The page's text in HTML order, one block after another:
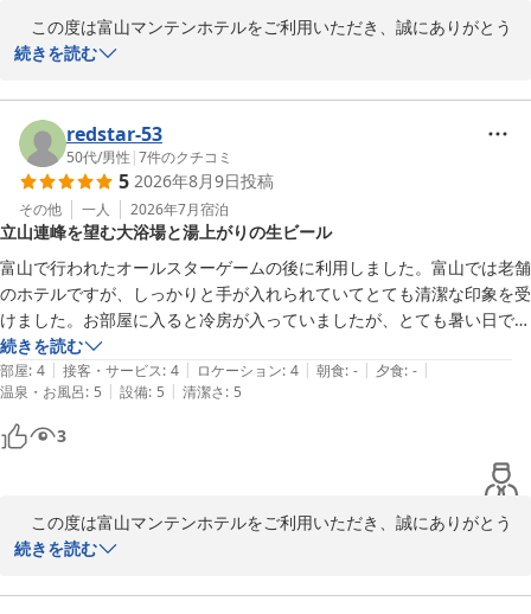
得々夕食クーポン券をフロントで販売中・「夕食付き宿泊プラ
ン」ネット販売
………………………………………………
お好み枕：5種類から選べる「枕コーナー」　10階エレベーターホ
ール前　※数量限定
………………………………………………
駐車場：24時間　1,000円(税込)　100台収容、ハイルーフ・ワゴン
富山マンテンホテル（マンテンホテルグループ）
2026-07-09
＝＝＝＝＝＝＝＝＝＝＝＝＝＝＝＝＝＝＝＝＝
①アクセス：ＪＲ富山駅改札口正面より、市内電車で5分・桜橋駅
下車(復路優待乗車券有）
………………………………………………
②大浴場：【男湯】 「立山連峰展望浴場」人工ラジウム温泉・サウ
ナ・水風呂・ジェット風呂・露天風呂完備
【女湯】　人工ラジウム温泉、岩盤浴(天照石)・クールダウン室
付無料　※3名様限定(フロント予約要)
………………………………………………
③朝食：立山連峰眺望！！朝風呂入って、ゆっくり寛ぎながら「選
べる！！メイン日替わり和・洋定食」
北陸の味・お袋の味「和定食」、カロリー最適「洋定食」：サラ
ダ・ドリンク・ご飯・パン食べ放題
④夕食：ホテル隣接のおすすめ飲食店「焼肉」「居酒屋」「生簀割
烹」
得々夕食クーポン券をフロントで販売中・「夕食付き宿泊プラ
この度は富山マンテンホテルをご利用いただき、誠にありがとう
ございます。
ご朝食につきまして、ご満足いただけたとのこと大変嬉しく拝読
いたしました。朝食は、和食と洋食のセットメニューをご用意して
おります。今回、お客様に選んでいただいた和食は、新鮮ないか刺
しや昆布締め、焼き魚、北陸ならではの珍味をお召し上がりいただ
け、どれも富山県産のもちもちコシヒカリとの相性も抜群です。
また、大浴場もご利用いただきありがとうございます。今回はあ
いにくのお天気となり、ご期待されていた景色をお楽しみいただけ
なかったとのこと、私どもも残念に思っております。天候に恵まれ
ますと、最上階からの眺望も当ホテルの魅力のひとつでございま
す。
次回富山にお越しの際は、ぜひ当館をご利用くださいませ。また
のご来館を心よりお待ち申し上げております。
＝＝＝＝＝＝＝＝＝＝＝＝＝＝＝＝＝＝＝＝＝
＝＝＝＝＝＝＝＝＝＝＝＝＝＝＝＝＝＝＝＝＝
続きを読む
redstar-53
50代/男性 |7件のクチコミ
5 2026年8月9日投稿
その他 一人 2026年7月宿泊
立山連峰を望む大浴場と湯上がりの生ビール
富山で行われたオールスターゲームの後に利用しました。富山では老舗
のホテルですが、しっかりと手が入れられていてとても清潔な印象を受
けました。お部屋に入ると冷房が入っていましたが、とても暑い日でナ
イター観戦から帰ってきたところに空調の効いたお部屋、本当に嬉しか
ったです。
深夜なので残念ながら見えませんでしたが、立山連峰一望の大浴場も大
変きれいで、プロ野球の一大イベントの日の最後に湯上がりラウンジの
生ビール(300円)これ本当に最高でした。今度はもう少しゆっくり滞在
続きを読む
部屋: 4 | 接客・サービス: 4 | ロケーション: 4 | 朝食: - | 夕食: - |
温泉・お風呂: 5 | 設備: 5 | 清潔さ: 5
3
この度は富山マンテンホテルをご利用いただき、誠にありがとう
ございます。
最上階の大浴場や生ビールサーバーをご利用いただき、快適にお
続きを読む